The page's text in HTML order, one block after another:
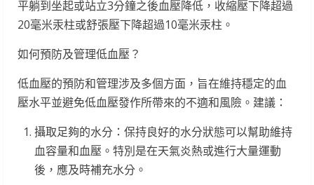
平躺到坐起或站立3分鐘之後血壓降低，收縮壓下降超過
20毫米汞柱或舒張壓下降超過10毫米汞柱。
如何預防及管理低血壓？
低血壓的預防和管理涉及多個方面，旨在維持穩定的血
壓水平並避免低血壓發作所帶來的不適和風險。建議：
攝取足夠的水分：保持良好的水分狀態可以幫助維持
血容量和血壓。特別是在天氣炎熱或進行大量運動
後，應及時補充水分。